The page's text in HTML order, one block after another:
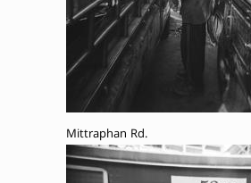
Mittraphan Rd.